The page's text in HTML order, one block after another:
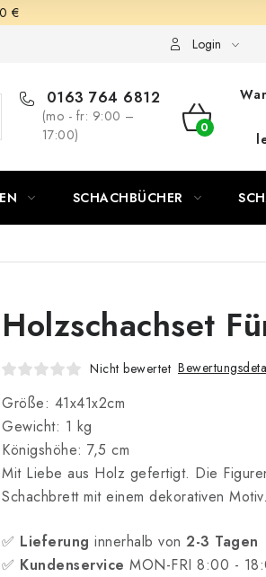
€
Login
0163 764 6812
(mo - fr: 9:00 –
17:00)
SCHACHBÜCHER
Holzschachset
Nicht bewertet
Größe: 41x41x2cm
Gewicht: 1 kg
Königshöhe: 7,5 cm
Mit Liebe aus Holz gefertigt. Die
Schachbrett mit einem dekorativen Motiv.
✅ Lieferung innerhalb von 2-3 Tagen
✅ Kundenservice MON-FRI 8:00 -